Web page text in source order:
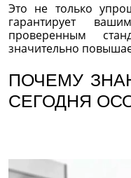
Это не только
гарантирует
проверенным
значительно
ПОЧЕМУ
СЕГОДНЯ